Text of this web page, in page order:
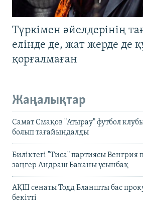
Түркімен әйелдерінің
елінде де, жат жерде де
қорғалмаған
Жаңалықтар
Самат Смақов "Атырау" футбол
болып тағайындалды
Биліктегі "Тиса" партиясы Венгрия
заңгер Андраш Баканы ұсынбақ
АҚШ сенаты Тодд Бланшты бас
бекітті